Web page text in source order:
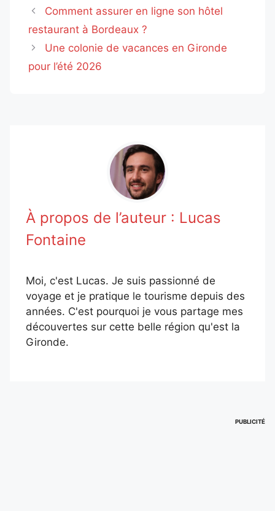
Comment assurer en ligne son hôtel
restaurant à Bordeaux ?
Une colonie de vacances en Gironde
pour l’été 2026
À propos de l’auteur : Lucas
Fontaine
Moi, c'est Lucas. Je suis passionné de
voyage et je pratique le tourisme depuis des
années. C'est pourquoi je vous partage mes
découvertes sur cette belle région qu'est la
Gironde.
PUBLICITÉ